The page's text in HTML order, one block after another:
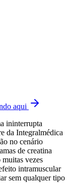
aqui
ininterrupta
da Integralmédica
no cenário
de creatina
vezes
intramuscular
sem qualquer tipo